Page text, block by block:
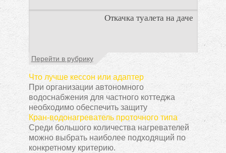
Когда люди долгое
время прибывают на
подстраивать все
Откачка туалета на даче
Туалет на даче – это
первая постройка,
которая изначально
строится на дачном
участке. Она может
Перейти в рубрику
Что лучше кессон или адаптер
При организации автономного
водоснабжения для частного коттеджа
необходимо обеспечить защиту
Кран-водонагреватель проточного типа
Среди большого количества нагревателей
можно выбрать наиболее подходящий по
конкретному критерию.